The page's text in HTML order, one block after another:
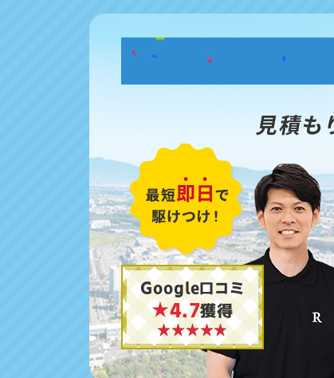
Google口コミ
★4.7獲得
見積も